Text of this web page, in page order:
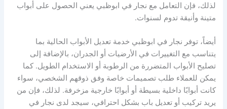
لذلك، فإن التعامل مع نجار في ابوظبي يعني الحصول على أبواب
متينة وأنيقة تدوم لسنوات.
أيضاً، توفر نجار في ابوظبي خدمة تعديل الأبواب الحالية بما
يتناسب مع التغييرات في الأرضيات أو الجدران، بالإضافة إلى
تصليح الأبواب المتضررة من الرطوبة أو الاستخدام الطويل. كما
يمكن للعملاء طلب تصميمات خاصة وفق ذوقهم الشخصي، سواء
كانت أبوابًا داخلية بسيطة أو أبوابًا خارجية مزخرفة. لذلك، فإن من
يريد تركيب أو تعديل باب بشكل احترافي، سيجد لدى نجار في